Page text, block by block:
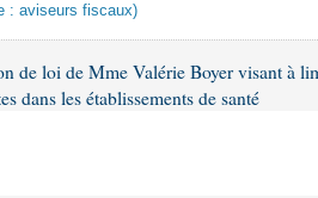
: aviseurs fiscaux)
de loi de Mme Valérie Boyer visant à
dans les établissements de santé